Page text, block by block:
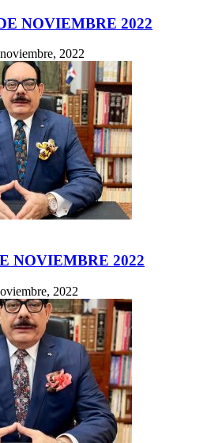
NOVIEMBRE 2022
2022
NOVIEMBRE 2022
2022